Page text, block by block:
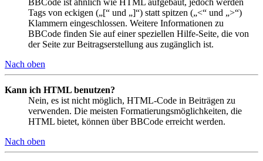
Tags von eckigen („[“ und „]“) statt spitzen („<“ und „>“)
Klammern eingeschlossen. Weitere Informationen zu
BBCode finden Sie auf einer speziellen Hilfe-Seite, die von
der Seite zur Beitragserstellung aus zugänglich ist.
Nach oben
Kann ich HTML benutzen?
Nein, es ist nicht möglich, HTML-Code in Beiträgen zu
verwenden. Die meisten Formatierungsmöglichkeiten, die
HTML bietet, können über BBCode erreicht werden.
Nach oben